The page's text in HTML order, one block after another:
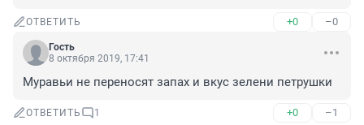
ОТВЕТИТЬ +0 –0
Гость
8 октября 2019, 17:41
Муравьи не переносят запах и вкус зелени петрушки
ОТВЕТИТЬ 1 +0 –1